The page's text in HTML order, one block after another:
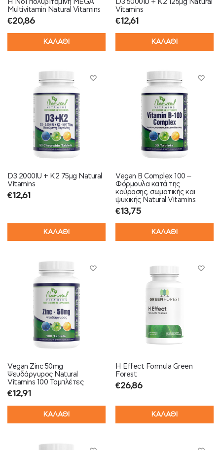
Η Νο1 πολυβιταμίνη MEGA
Multivitamin Natural Vitamins
€20,86
ΚΑΛΑΘΙ
D3 5000IU + K2 125μg Natural
Vitamins
€12,61
ΚΑΛΑΘΙ
D3 2000IU + K2 75μg Natural
Vitamins
€12,61
ΚΑΛΑΘΙ
Vegan B Complex 100 –
Φόρμουλα κατά της
κούρασης, σωματικής και
ψυχικής Natural Vitamins
€13,75
ΚΑΛΑΘΙ
Vegan Zinc 50mg
Ψευδάργυρος Natural
Vitamins 100 Ταμπλέτες
€12,91
ΚΑΛΑΘΙ
H Effect Formula Green
Forest
€26,86
ΚΑΛΑΘΙ